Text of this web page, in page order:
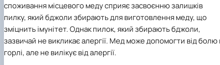
споживання місцевого меду сприяє засвоєнню залишків
пилку, який бджоли збирають для виготовлення меду, що
зміцнить імунітет. Однак пилок, який збирають бджоли,
зазвичай не викликає алергії. Мед може допомогти від болю
горлі, але не вилікує від алергії.